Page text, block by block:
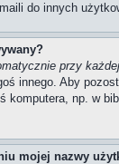
do innych
przy
innego. Aby
komputera, np. w
mojej nazwy